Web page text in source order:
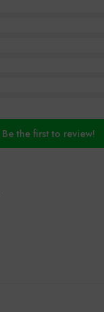
Be the first to review!